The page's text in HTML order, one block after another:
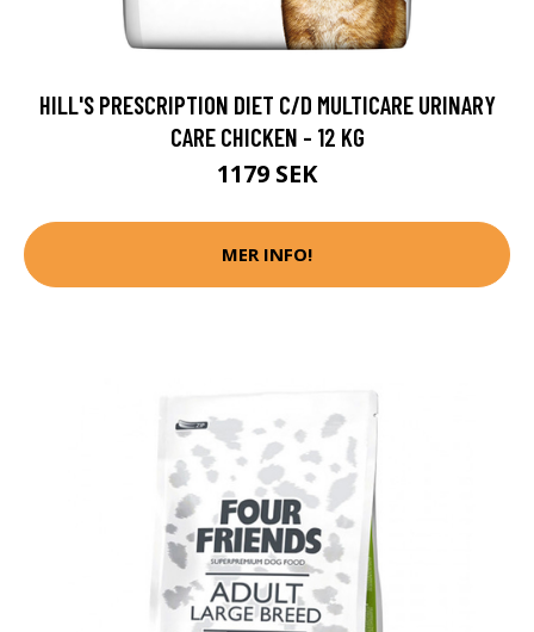
HILL'S PRESCRIPTION DIET C/D MULTICARE URINARY
CARE CHICKEN - 12 KG
1179 SEK
MER INFO!